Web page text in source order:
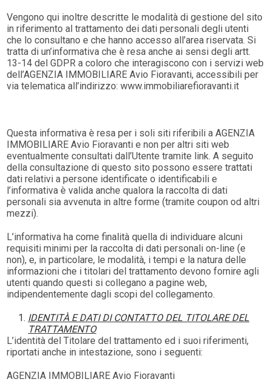
Vengono qui inoltre descritte le modalità di gestione del sito
in riferimento al trattamento dei dati personali degli utenti
che lo consultano e che hanno accesso all’area riservata. Si
tratta di un’informativa che è resa anche ai sensi degli artt.
13-14 del GDPR a coloro che interagiscono con i servizi web
dell’AGENZIA IMMOBILIARE Avio Fioravanti, accessibili per
via telematica all’indirizzo: www.immobiliarefioravanti.it
Questa informativa è resa per i soli siti riferibili a AGENZIA
IMMOBILIARE Avio Fioravanti e non per altri siti web
eventualmente consultati dall’Utente tramite link. A seguito
della consultazione di questo sito possono essere trattati
dati relativi a persone identificate o identificabili e
l’informativa è valida anche qualora la raccolta di dati
personali sia avvenuta in altre forme (tramite coupon od altri
mezzi).
L’informativa ha come finalità quella di individuare alcuni
requisiti minimi per la raccolta di dati personali on-line (e
non), e, in particolare, le modalità, i tempi e la natura delle
informazioni che i titolari del trattamento devono fornire agli
utenti quando questi si collegano a pagine web,
indipendentemente dagli scopi del collegamento.
IDENTITÀ E DATI DI CONTATTO DEL TITOLARE DEL
TRATTAMENTO
L’identità del Titolare del trattamento ed i suoi riferimenti,
riportati anche in intestazione, sono i seguenti:
AGENZIA IMMOBILIARE Avio Fioravanti